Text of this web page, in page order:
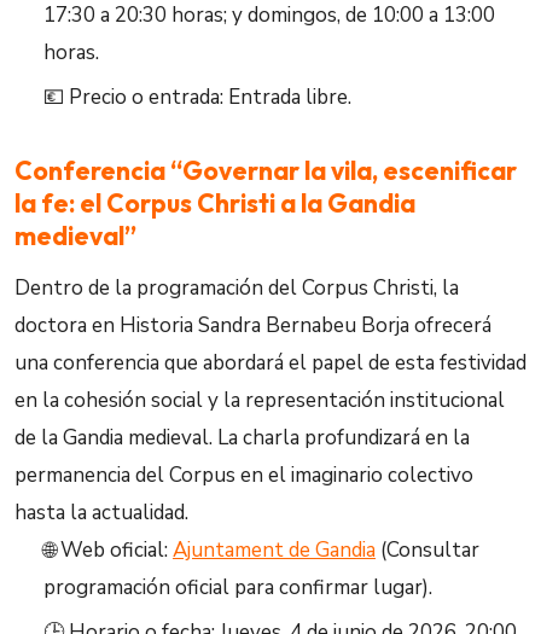
17:30 a 20:30 horas; y domingos, de 10:00 a 13:00
horas.
💶 Precio o entrada: Entrada libre.
Conferencia “Governar la vila, escenificar
la fe: el Corpus Christi a la Gandia
medieval”
Dentro de la programación del Corpus Christi, la
doctora en Historia Sandra Bernabeu Borja ofrecerá
una conferencia que abordará el papel de esta festividad
en la cohesión social y la representación institucional
de la Gandia medieval. La charla profundizará en la
permanencia del Corpus en el imaginario colectivo
hasta la actualidad.
🌐 Web oficial:Ajuntament de Gandia (Consultar
programación oficial para confirmar lugar).